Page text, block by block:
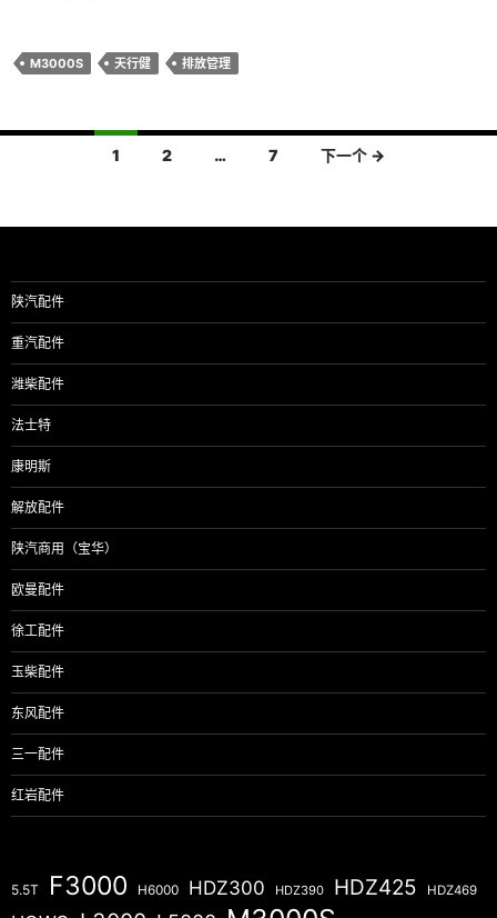
M3000S 天行健 排放管理
导
1 2 … 7 下一个 →
陕汽配件
重汽配件
潍柴配件
法士特
康明斯
解放配件
陕汽商用（宝华）
欧曼配件
徐工配件
玉柴配件
东风配件
三一配件
红岩配件
5.5T F3000 H6000 HDZ300 HDZ390 HDZ425 HDZ469